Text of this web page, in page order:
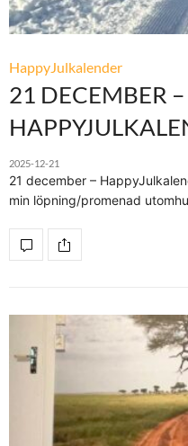
HappyJulkalender
21 DECEMBER –
2025-12-21
21 december –
min löpning/promenad